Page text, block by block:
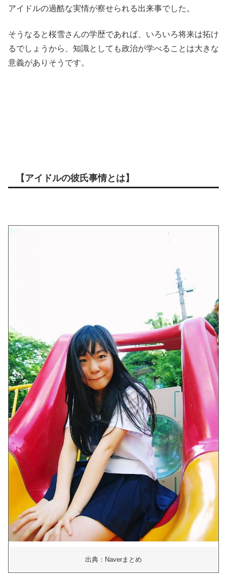
アイドルの過酷な実情が察せられる出来事でした。
そうなると桜雪さんの学歴であれば、いろいろ将来は拓け
るでしょうから、知識としても政治が学べることは大きな
意義がありそうです。
【アイドルの彼氏事情とは】
出典：Naverまとめ